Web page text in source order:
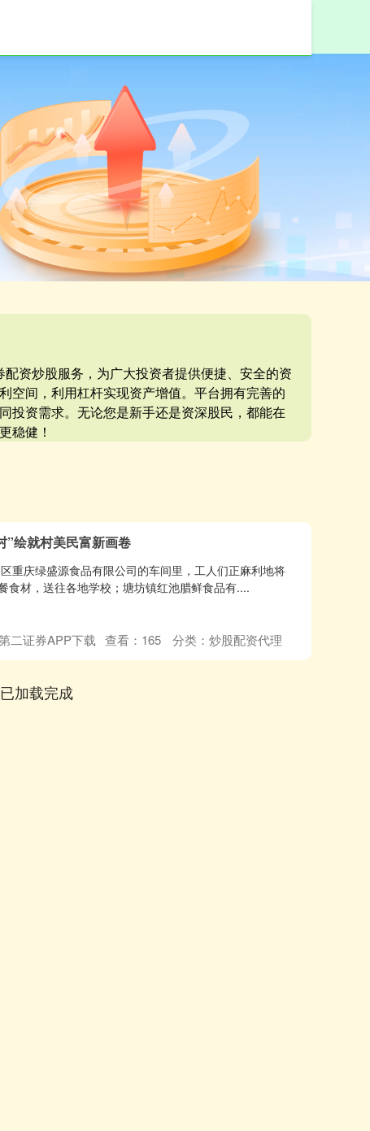
资炒股服务，为广大投资者提供便捷、安全的资
空间，利用杠杆实现资产增值。平台拥有完善的
投资需求。无论您是新手还是资深股民，都能在
稳健！
”绘就村美民富新画卷
重庆绿盛源食品有限公司的车间里，工人们正麻利地将
食材，送往各地学校；塘坊镇红池腊鲜食品有....
二证券APP下载 查看： 165 分类： 炒股配资代理
加载完成